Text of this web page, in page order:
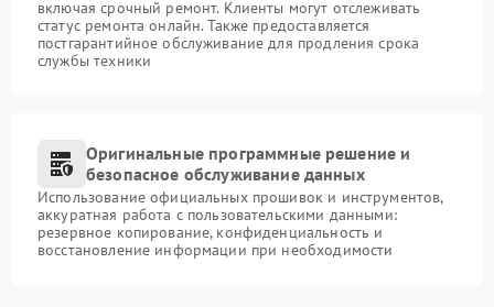
включая срочный ремонт. Клиенты могут отслеживать
статус ремонта онлайн. Также предоставляется
постгарантийное обслуживание для продления срока
службы техники
Оригинальные программные решение и
безопасное обслуживание данных
Использование официальных прошивок и инструментов,
аккуратная работа с пользовательскими данными:
резервное копирование, конфиденциальность и
восстановление информации при необходимости